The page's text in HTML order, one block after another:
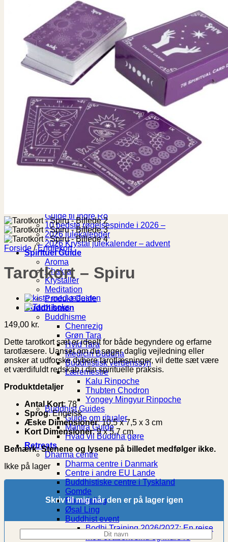
Sten
Smykker
Armbånd
Malakæder
Ringe
Ankelkæder
Vedhæng
Krop & velvære
Gua Sha
Himalaya Dreams
Massage & afspænding
Holy Lama
Home & Living
Lys
Lysestager
Buddha Fontæne
Feng Shui
Duftpinde & Duftlys
Vindklokke
Guide til Indre Ro
10 bedste røgelsespinde i 2026 –
2026 julekalender
2026 Krystal julekalender – advent
Spirituel Guide
Aroma
Chakra
Krystaller
Meditation
Produkt Guide
Buddhismen
Buddhisme
Chenrezig
Grøn Tara
Hvid Tara
Medicin Buddha
Buddhistisk verdenssyn
Læremestre
Kalu Rinpoche
Thubten Chodron
Yongey Mingyur Rinpoche
Buddhist Guides
Guide om ritualer
Mantra Guide
Hvad vil Buddha gøre
Retreats
Dharma centre
Dharma centre i Danmark
Centre i andre EU Lande
Buddhistiske centre i Tyskland
Gomde
Phendeling
Øsal Ling
Buddhist event
Bodhi Training 2026/2027: En rejse
mod et åbent sind og indre ro
Forside / Englekort
Tarotkort – Spiru
149,00 kr.
Dette tarotkort sæt er ideelt for både begyndere og erfarne
tarotlæsere. Uanset om du søger daglig vejledning eller
ønsker at udforske dybere tarotlæsninger, vil dette sæt være
et værdifuldt redskab i din spirituelle praksis.
Produktdetaljer
Antal Kort: 78
Sprog: Engelsk
Æske Dimensioner: 10,5 x 7,5 x 3 cm
Kort Dimensioner: 9 x 5,7 cm
Bemærk: Stenene og lysene på billedet medfølger ikke.
Ikke på lager
Skriv til mig når den er på lager igen